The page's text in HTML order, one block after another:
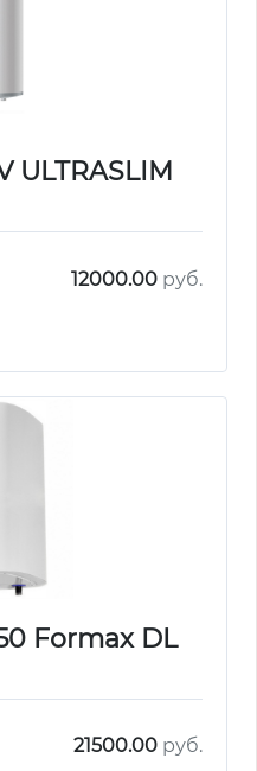
ULTRASLIM
12000.00руб.
Formax DL
21500.00руб.